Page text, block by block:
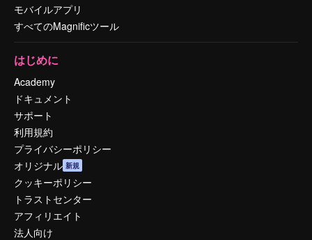
モバイルアプリ
すべてのMagnificツール
はじめに
Academy
ドキュメント
サポート
利用規約
プライバシーポリシー
オリジナル 新規
クッキーポリシー
トラストセンター
アフィリエイト
法人向け